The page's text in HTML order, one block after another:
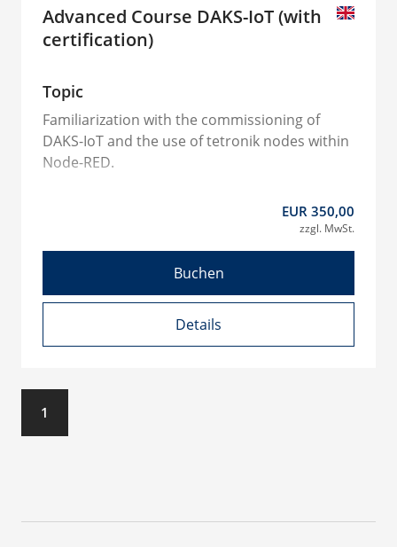
Advanced Course DAKS-IoT (with
certification)
Topic
Familiarization with the commissioning of
DAKS-IoT and the use of tetronik nodes within
Node-RED.
EUR 350,00
zzgl. MwSt.
Details
Buchen
1